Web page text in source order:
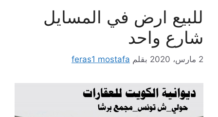
للبيع ارض في المسايل
شارع واحد
2 مارس، 2020 بقلم feras1 mostafa